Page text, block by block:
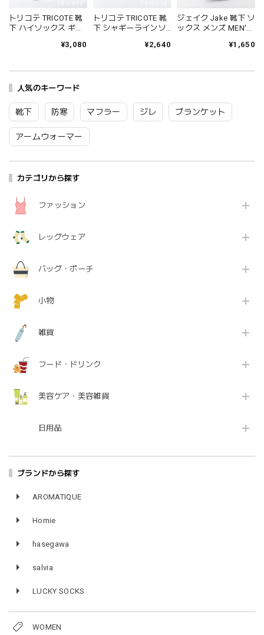
人気のキーワード
靴下 防寒 マフラー ジレ ブランケット
アームウォーマー
カテゴリから探す
ファッション
レッグウェア
バッグ・ポーチ
小物
雑貨
フード・ドリンク
美容ケア・美容雑貨
日用品
ブランドから探す
AROMATIQUE
Homie
hasegawa
salvia
LUCKY SOCKS
WOMEN
トリコテ TRICOTE 靴
下 ハイソックス ギャ
クス レディース おし
ト プレゼント レッド
25cm TR53SO040
Tr002
¥3,080
トリコテ TRICOTE 靴
下 シャギーラインソ
本製 国産 秋冬 おしゃ
Tr003
¥2,640
ジェイク Jake 靴下 ソ
ックス メンズ MEN'S
夏 ブランド 日本製 国
Fr088
¥1,650